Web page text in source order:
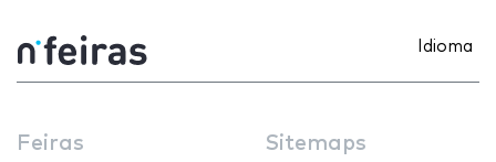
Idioma
Feiras Sitemaps